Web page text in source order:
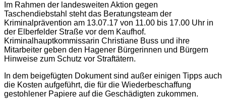
Im Rahmen der landesweiten Aktion gegen
Taschendiebstahl steht das Beratungsteam der
Kriminalprävention am 13.07.17 von 11.00 bis 17.00 Uhr in
der Elberfelder Straße vor dem Kaufhof.
Kriminalhauptkommissarin Christiane Buss und ihre
Mitarbeiter geben den Hagener Bürgerinnen und Bürgern
Hinweise zum Schutz vor Straftätern.
In dem beigefügten Dokument sind außer einigen Tipps auch
die Kosten aufgeführt, die für die Wiederbeschaffung
gestohlener Papiere auf die Geschädigten zukommen.